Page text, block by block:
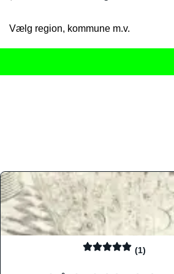
Vælg region, kommune m.v.
(1)